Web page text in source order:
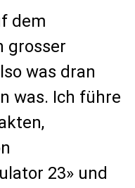
dem
grosser
was dran
was. Ich führe
23» und